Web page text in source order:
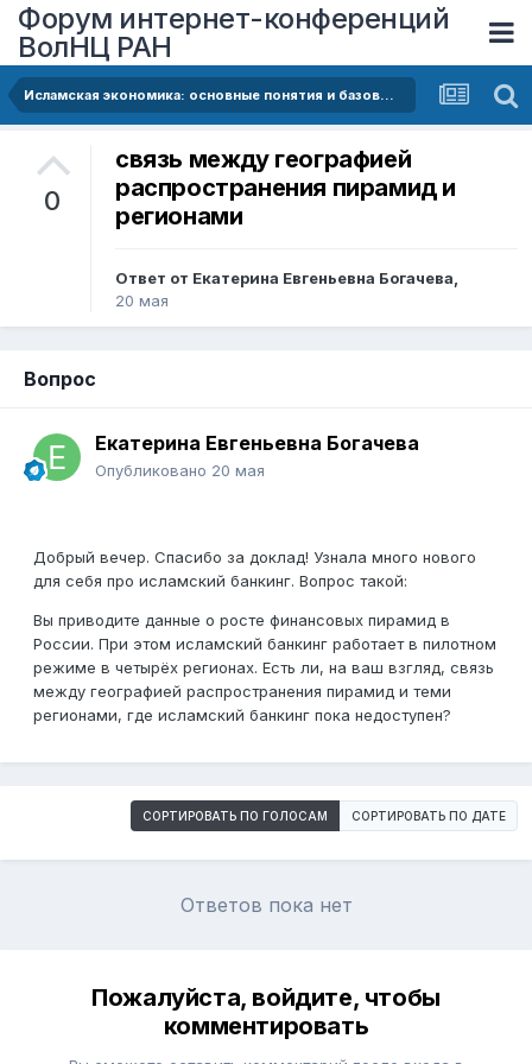
Форум интернет-конференций
ВолНЦ РАН
Исламская экономика: основные понятия и базовые финансовые инструменты
0
связь между географией
распространения пирамид и
регионами
Ответ от Екатерина Евгеньевна Богачева,
20 мая
Вопрос
Екатерина Евгеньевна Богачева
Опубликовано 20 мая
Добрый вечер. Спасибо за доклад! Узнала много нового
для себя про исламский банкинг. Вопрос такой:
Вы приводите данные о росте финансовых пирамид в
России. При этом исламский банкинг работает в пилотном
режиме в четырёх регионах. Есть ли, на ваш взгляд, связь
между географией распространения пирамид и теми
регионами, где исламский банкинг пока недоступен?
СОРТИРОВАТЬ ПО ГОЛОСАМ СОРТИРОВАТЬ ПО ДАТЕ
Ответов пока нет
Пожалуйста, войдите, чтобы
комментировать